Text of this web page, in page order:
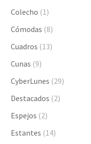
Colecho (1)
Cómodas (8)
Cuadros (13)
Cunas (9)
CyberLunes (29)
Destacados (2)
Espejos (2)
Estantes (14)